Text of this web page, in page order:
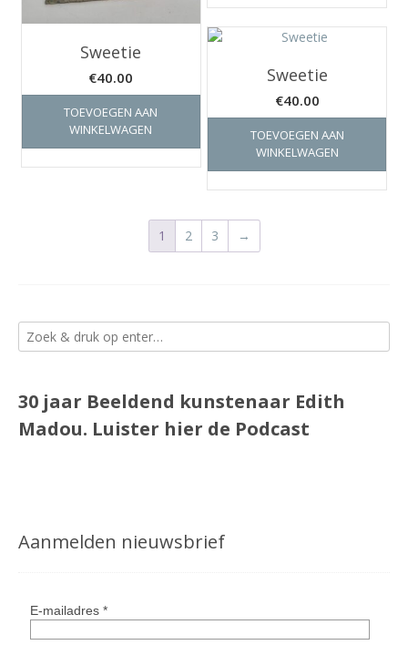
Sweetie
€40.00
TOEVOEGEN AAN
WINKELWAGEN
Sweetie
€40.00
TOEVOEGEN AAN
WINKELWAGEN
1 2 3 →
30 jaar Beeldend kunstenaar Edith
Madou. Luister hier de Podcast
Aanmelden nieuwsbrief